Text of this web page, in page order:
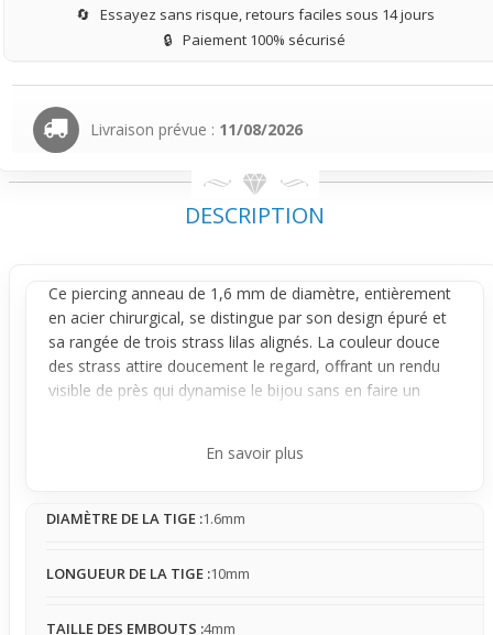
🔄 Essayez sans risque, retours faciles sous 14 jours
🔒 Paiement 100% sécurisé
Livraison prévue : 11/08/2026
DESCRIPTION
Ce piercing anneau de 1,6 mm de diamètre, entièrement
en acier chirurgical, se distingue par son design épuré et
sa rangée de trois strass lilas alignés. La couleur douce
des strass attire doucement le regard, offrant un rendu
visible de près qui dynamise le bijou sans en faire un
ceux qui souhaitent sublimer leur apparence avec un
Une fois en place, cepiercing
un effet lumineux qui capte la lumière sans excès. Cette
En savoir plus
DIAMÈTRE DE LA TIGE :1.6mm
LONGUEUR DE LA TIGE :10mm
TAILLE DES EMBOUTS :4mm